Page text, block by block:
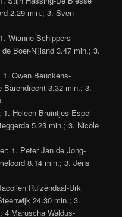
2.29 min.; 3. Sven
Wianne Schippers-
Boer-Nijland 3.47 min.; 3.
1. Owen Beuckens-
Barendrecht 3.32 min.; 3.
1. Heleen Bruintjes-Espel
5.23 min.; 3. Nicole
1. Peter Jan de Jong-
8.14 min.; 3. Jens
Ruizendaal-Urk
24.30 min.; 3.
4 Maruscha Waldus-